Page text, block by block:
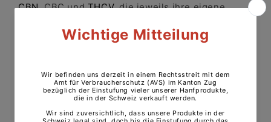
CBN, CBC undTHCV, die jeweils ihre eigene
Verbindungen verhalten sich unterschiedlich, was
CBN zum Beispiel tritt oft in gealtertem Cannabis
auf und sorgt in der Regel für eine sanftere
Erfahrung. Auch CBC gewinnt immer mehr